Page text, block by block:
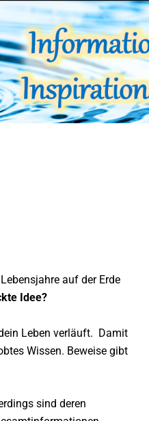
auf der Erde
Idee?
Leben verläuft. Damit
Wissen. Beweise gibt
sind deren